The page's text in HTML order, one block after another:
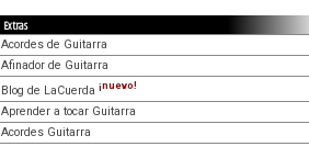
Extras
Acordes de Guitarra
Afinador de Guitarra
Blog de LaCuerda ¡nuevo!
Aprender a tocar Guitarra
Acordes Guitarra